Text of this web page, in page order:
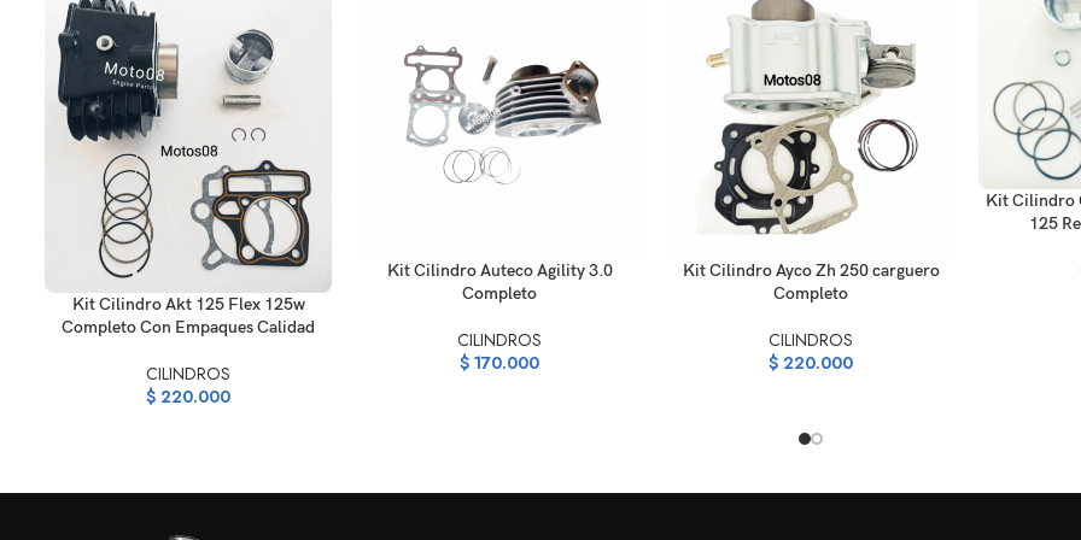
AÑADIR AL CARRITO
Kit Cilindro Akt 125 Flex 125w
Completo Con Empaques Calidad
CILINDROS
$ 220.000
AÑADIR AL CARRITO
Kit Cilindro Auteco Agility 3.0
Completo
CILINDROS
$ 170.000
AÑADIR AL CARRITO
Kit Cilindro Ayco Zh 250 carguero
Completo
CILINDROS
$ 220.000
AÑADIR AL
Kit Cilindro
125